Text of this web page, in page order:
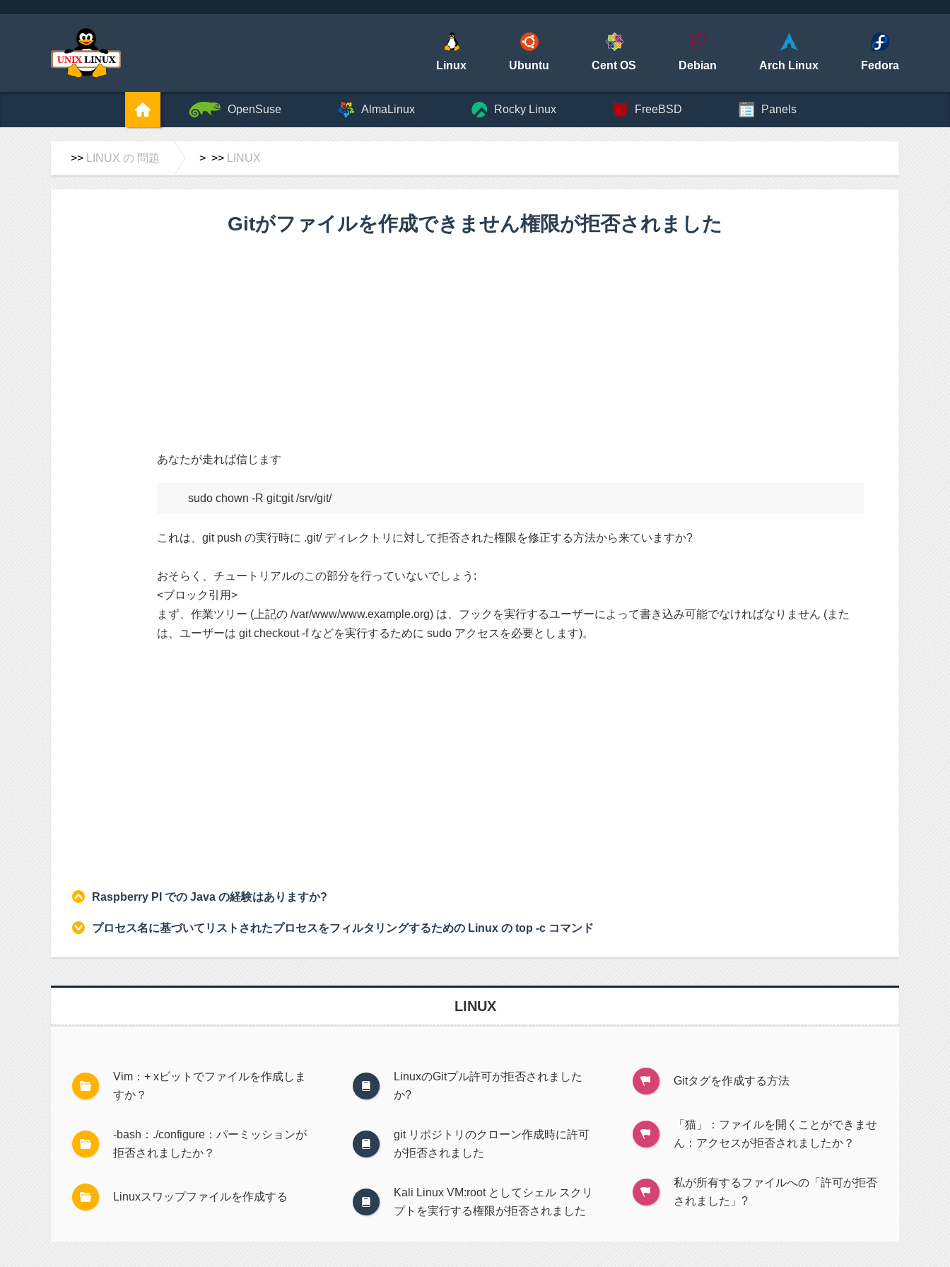
Linux Ubuntu Cent OS Debian Arch Linux Fedora
OpenSuse AlmaLinux Rocky Linux FreeBSD Panels
>> LINUX の 問題 > >> LINUX
Gitがファイルを作成できません権限が拒否されました
あなたが走れば信じます
これは、git push の実行時に .git/ ディレクトリに対して拒否された権限を修正する方法から来ていますか?
おそらく、チュートリアルのこの部分を行っていないでしょう:
<ブロック引用>
まず、作業ツリー (上記の /var/www/www.example.org) は、フックを実行するユーザーによって書き込み可能でなければなりません (また
は、ユーザーは git checkout -f などを実行するために sudo アクセスを必要とします)。
Raspberry PI での Java の経験はありますか?
プロセス名に基づいてリストされたプロセスをフィルタリングするための Linux の top -c コマンド
LINUX
Vim：+ xビットでファイルを作成しま
すか？
-bash：./configure：パーミッションが
拒否されましたか？
Linuxスワップファイルを作成する
LinuxのGitプル許可が拒否されました
か?
git リポジトリのクローン作成時に許可
が拒否されました
Kali Linux VM:root としてシェル スクリ
プトを実行する権限が拒否されました
Gitタグを作成する方法
「猫」：ファイルを開くことができませ
ん：アクセスが拒否されましたか？
私が所有するファイルへの「許可が拒否
されました」?